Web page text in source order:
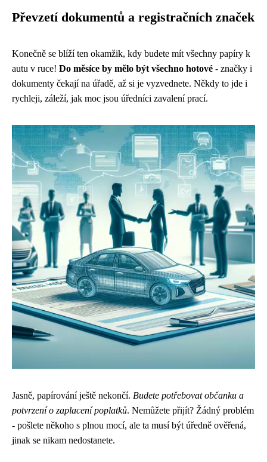
Převzetí dokumentů a registračních značek
Konečně se blíží ten okamžik, kdy budete mít všechny papíry k
autu v ruce! Do měsíce by mělo být všechno hotové - značky i
dokumenty čekají na úřadě, až si je vyzvednete. Někdy to jde i
rychleji, záleží, jak moc jsou úředníci zavalení prací.
Jasně, papírování ještě nekončí. Budete potřebovat občanku a
potvrzení o zaplacení poplatků. Nemůžete přijít? Žádný problém
- pošlete někoho s plnou mocí, ale ta musí být úředně ověřená,
jinak se nikam nedostanete.